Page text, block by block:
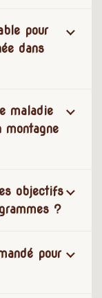
pour
dans
maladie
objectifs
?
pour